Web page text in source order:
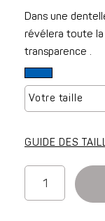
Dans une
révélera toute
transparence .
GUIDE DES